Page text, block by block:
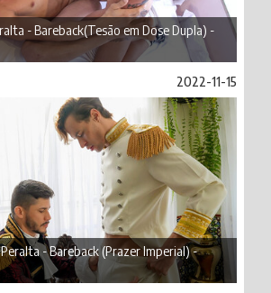
- Bareback(Tesão em Dose Dupla) -
2022-11-15
- Bareback (Prazer Imperial) -